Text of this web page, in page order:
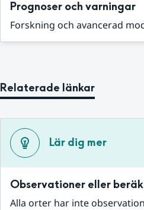
Prognoser och varningar
Forskning och avancerad
Relaterade länkar
Lär dig mer
Observationer eller
Alla orter har inte